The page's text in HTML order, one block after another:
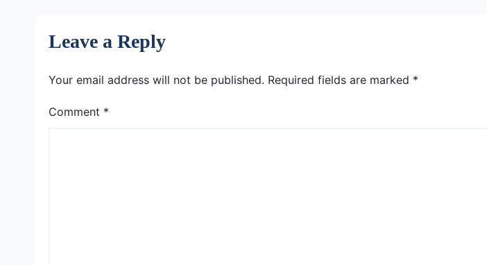
Leave a Reply
Your email address will not be published. Required fields are marked *
Comment *